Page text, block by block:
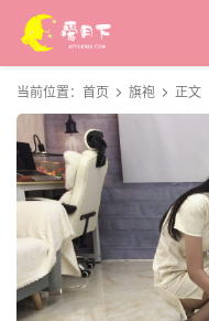
当前位置： 首页 旗袍 正文